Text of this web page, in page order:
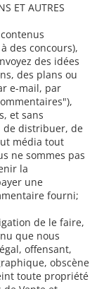
ET AUTRES
des concours),
des idées
des plans ou
e-mail, par
et sans
de distribuer, de
média tout
ne sommes pas
la
une
fourni;
de le faire,
que nous
offensant,
obscène
toute propriété